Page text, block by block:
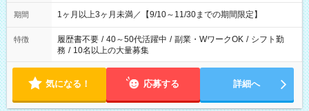
期間 1ヶ月以上3ヶ月未満／【9/10～11/30までの期間限定】
特徴 履歴書不要 / 40～50代活躍中 / 副業・WワークOK / シフト勤
務 / 10名以上の大量募集
気になる！ 応募する 詳細へ